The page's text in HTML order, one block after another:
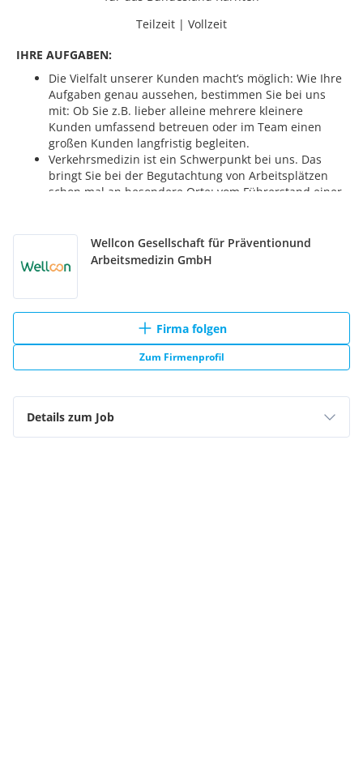
Wellcon Gesellschaft für Präventionund
Arbeitsmedizin GmbH
Firma folgen
Zum Firmenprofil
Details zum Job